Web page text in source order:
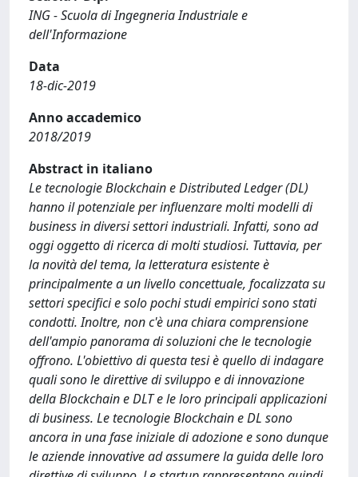
ING - Scuola di Ingegneria Industriale e
dell'Informazione
Data
18-dic-2019
Anno accademico
2018/2019
Abstract in italiano
Le tecnologie Blockchain e Distributed Ledger (DL)
hanno il potenziale per influenzare molti modelli di
business in diversi settori industriali. Infatti, sono ad
oggi oggetto di ricerca di molti studiosi. Tuttavia, per
la novità del tema, la letteratura esistente è
principalmente a un livello concettuale, focalizzata su
settori specifici e solo pochi studi empirici sono stati
condotti. Inoltre, non c'è una chiara comprensione
dell'ampio panorama di soluzioni che le tecnologie
offrono. L'obiettivo di questa tesi è quello di indagare
quali sono le direttive di sviluppo e di innovazione
della Blockchain e DLT e le loro principali applicazioni
di business. Le tecnologie Blockchain e DL sono
ancora in una fase iniziale di adozione e sono dunque
le aziende innovative ad assumere la guida delle loro